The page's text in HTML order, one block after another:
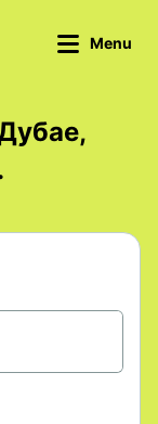
Menu